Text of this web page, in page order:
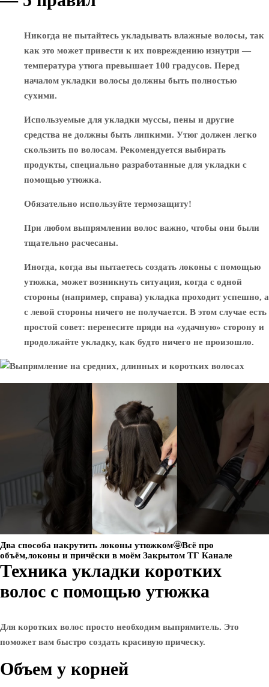
Никогда не пытайтесь укладывать влажные волосы, так
как это может привести к их повреждению изнутри —
температура утюга превышает 100 градусов. Перед
началом укладки волосы должны быть полностью
сухими.
Используемые для укладки муссы, пены и другие
средства не должны быть липкими. Утюг должен легко
скользить по волосам. Рекомендуется выбирать
продукты, специально разработанные для укладки с
помощью утюжка.
Обязательно используйте термозащиту!
При любом выпрямлении волос важно, чтобы они были
тщательно расчесаны.
Иногда, когда вы пытаетесь создать локоны с помощью
утюжка, может возникнуть ситуация, когда с одной
стороны (например, справа) укладка проходит успешно, а
с левой стороны ничего не получается. В этом случае есть
простой совет: перенесите пряди на «удачную» сторону и
продолжайте укладку, как будто ничего не произошло.
Два способа накрутить локоны утюжком🤩Всё про
объём,локоны и причёски в моём Закрытом ТГ Канале
Техника укладки коротких
волос с помощью утюжка
Для коротких волос просто необходим выпрямитель. Это
поможет вам быстро создать красивую прическу.
Объем у корней